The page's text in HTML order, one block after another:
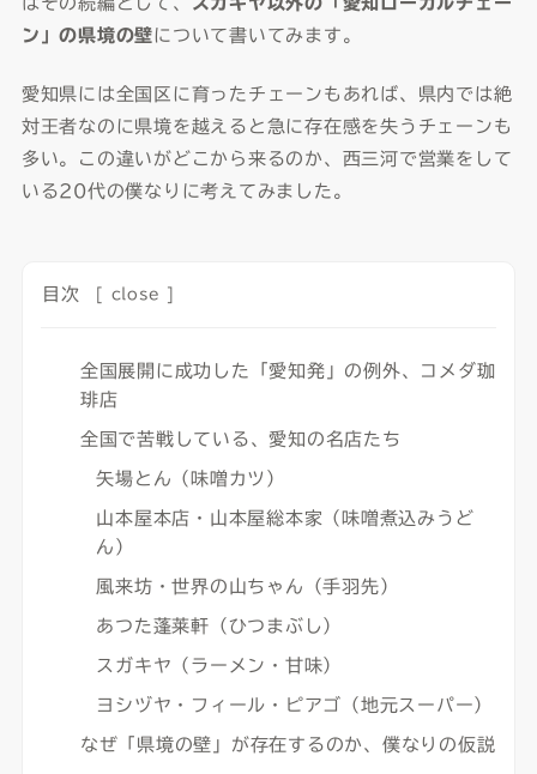
ン」の県境の壁について書いてみます。
愛知県には全国区に育ったチェーンもあれば、県内では絶
対王者なのに県境を越えると急に存在感を失うチェーンも
多い。この違いがどこから来るのか、西三河で営業をして
いる20代の僕なりに考えてみました。
目次 close
全国展開に成功した「愛知発」の例外、コメダ珈
琲店
全国で苦戦している、愛知の名店たち
矢場とん（味噌カツ）
山本屋本店・山本屋総本家（味噌煮込みうど
ん）
風来坊・世界の山ちゃん（手羽先）
あつた蓬莱軒（ひつまぶし）
スガキヤ（ラーメン・甘味）
ヨシヅヤ・フィール・ピアゴ（地元スーパー）
なぜ「県境の壁」が存在するのか、僕なりの仮説